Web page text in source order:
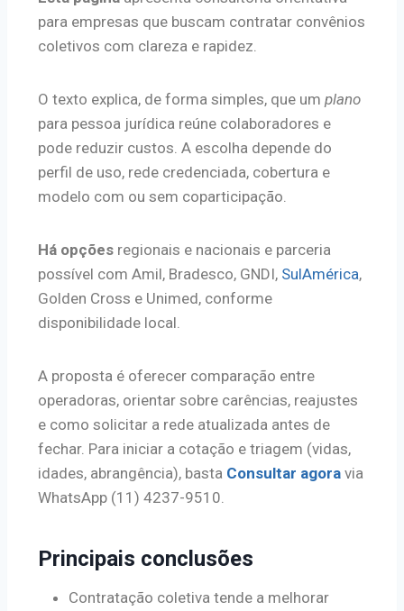
para empresas que buscam contratar convênios
coletivos com clareza e rapidez.
O texto explica, de forma simples, que um plano
para pessoa jurídica reúne colaboradores e
pode reduzir custos. A escolha depende do
perfil de uso, rede credenciada, cobertura e
modelo com ou sem coparticipação.
Há opções regionais e nacionais e parceria
possível com Amil, Bradesco, GNDI, SulAmérica,
Golden Cross e Unimed, conforme
disponibilidade local.
A proposta é oferecer comparação entre
operadoras, orientar sobre carências, reajustes
e como solicitar a rede atualizada antes de
fechar. Para iniciar a cotação e triagem (vidas,
idades, abrangência), basta Consultar agora via
WhatsApp (11) 4237-9510.
Principais conclusões
Contratação coletiva tende a melhorar